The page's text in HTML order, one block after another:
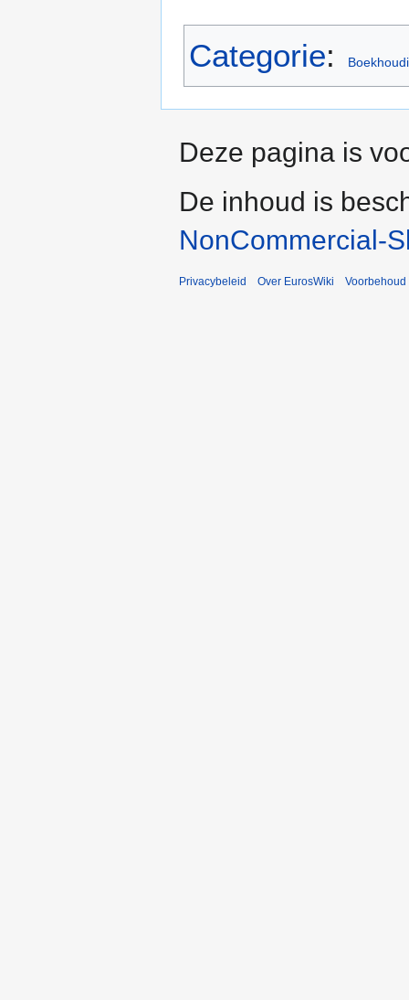
Categorie:
Deze pagina is
De inhoud is
NonCommercial-
Privacybeleid Over EurosWiki Voorbehoud